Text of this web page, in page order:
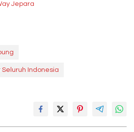
Jepara
Indonesia